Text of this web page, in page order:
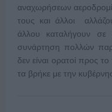
αναχωρήσεων
τους και άλλοι
άλλου καταλήγουν σε
συνάρτηση πολλών
δεν είναι ορατοί προς
τα βρήκε με την